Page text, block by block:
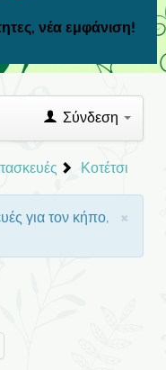
νέα εμφάνιση!
Σύνδεση
Κοτέτσι
×
για τον κήπο,